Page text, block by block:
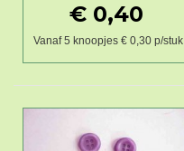
€ 0,40
Vanaf 5 knoopjes € 0,30 p/stuk